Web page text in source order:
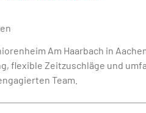
Am Haarbach in
flexible Zeitzuschläge und
Team.